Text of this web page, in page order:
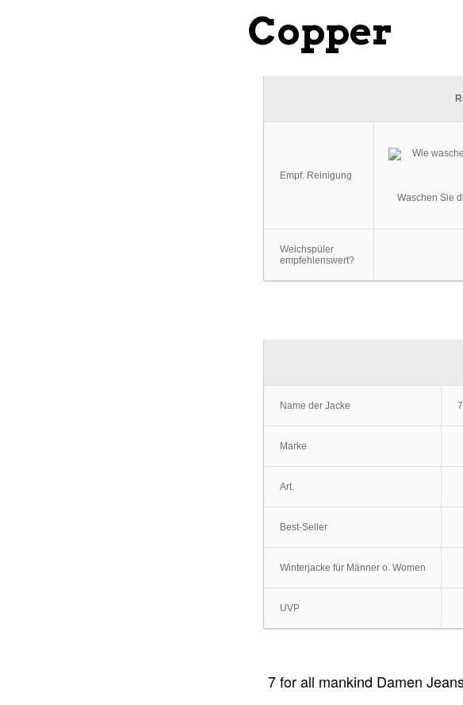
Copper
Empf. Reinigung
Waschen Sie
Weichspüler
empfehlenswert?
Name der Jacke
Marke
Art.
Best-Seller
Winterjacke für Männer o. Women
UVP
7 for all mankind Damen